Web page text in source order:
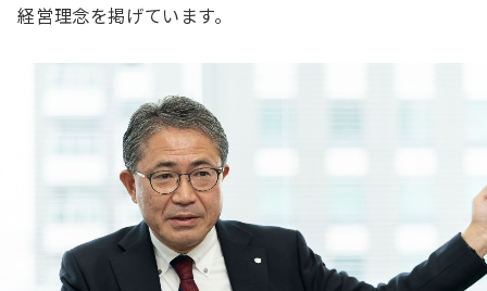
経営理念を掲げています。